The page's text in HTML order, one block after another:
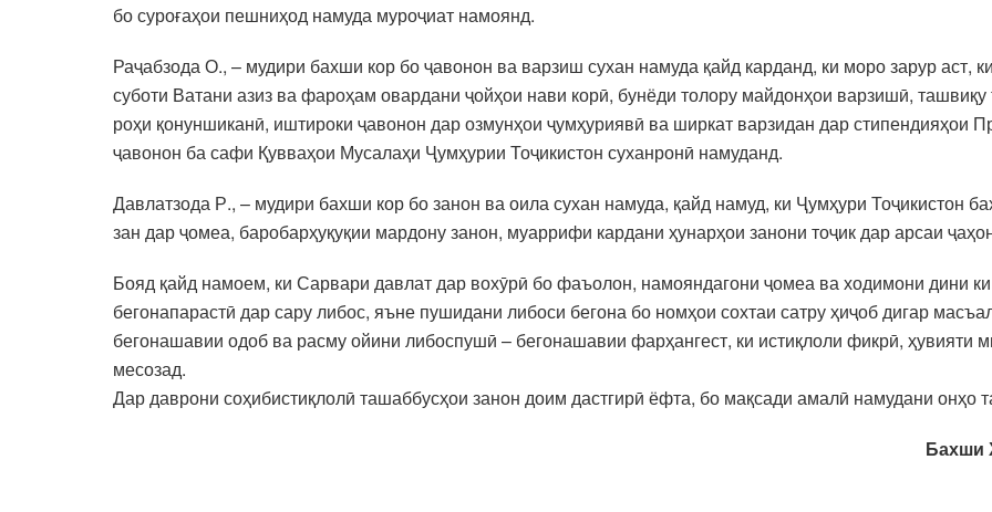
бо суроғаҳои пешниҳод намуда муроҷиат намоянд.
Раҷабзода О., – мудири бахши кор бо ҷавонон ва варзиш сухан намуда қайд карданд, ки моро зарур аст,
суботи Ватани азиз ва фароҳам овардани ҷойҳои нави корӣ, бунёди толору майдонҳои варзишӣ,
роҳи қонуншиканӣ, иштироки ҷавонон дар озмунҳои ҷумҳуриявӣ ва ширкат варзидан дар стипендияҳои
ҷавонон ба сафи Қувваҳои Мусалаҳи Ҷумҳурии Тоҷикистон суханронӣ намуданд.
Давлатзода Р., – мудири бахши кор бо занон ва оила сухан намуда, қайд намуд, ки Ҷумҳури Тоҷикистон
зан дар ҷомеа, баробарҳуқуқии мардону занон, муаррифи кардани ҳунарҳои занони тоҷик дар арсаи
Бояд қайд намоем, ки Сарвари давлат дар вохӯрӣ бо фаъолон, намояндагони ҷомеа ва ходимони дини
бегонапарастӣ дар сару либос, яъне пушидани либоси бегона бо номҳои сохтаи сатру ҳиҷоб дигар
бегонашавии одоб ва расму ойини либоспушӣ – бегонашавии фарҳангест, ки истиқлоли фикрӣ, ҳувияти
месозад.
Дар даврони соҳибистиқлолӣ ташаббусҳои занон доим дастгирӣ ёфта, бо мақсади амалӣ намудани
Бахши